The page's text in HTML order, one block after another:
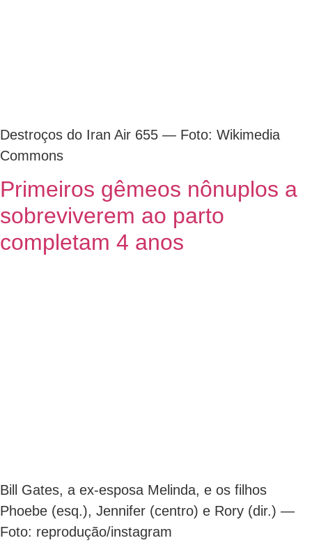
Destroços do Iran Air 655 — Foto: Wikimedia
Commons
Primeiros gêmeos nônuplos a
sobreviverem ao parto
completam 4 anos
Bill Gates, a ex-esposa Melinda, e os filhos
Phoebe (esq.), Jennifer (centro) e Rory (dir.) —
Foto: reprodução/instagram